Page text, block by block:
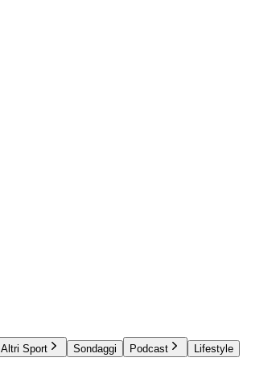
Altri Sport Sondaggi Podcast
Lifestyle